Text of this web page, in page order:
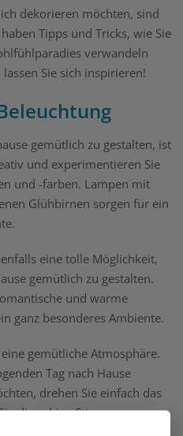
dekorieren möchten, sind
Tipps und Tricks, wie Sie
verwandeln
Sie sich inspirieren!
gemütlich zu gestalten, ist
und experimentieren Sie
und -farben. Lampen mit
Glühbirnen sorgen für ein
eine tolle Möglichkeit,
gemütlich zu gestalten.
und warme
ganz besonderes Ambiente.
gemütliche Atmosphäre.
Tag nach Hause
drehen Sie einfach das
die ruhige Stimmung.